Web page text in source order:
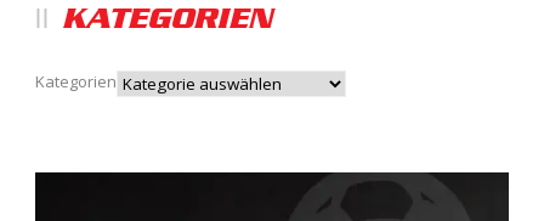
KATEGORIEN
Kategorien